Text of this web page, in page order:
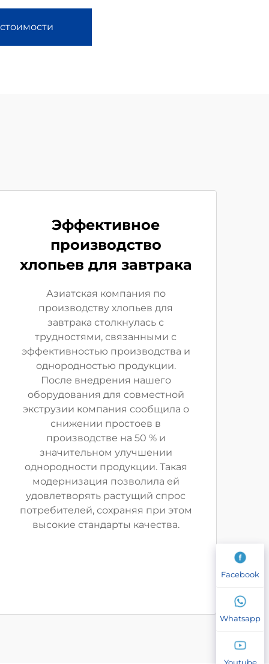
Эффективное
производство
хлопьев для завтрака
Азиатская компания по
производству хлопьев для
завтрака столкнулась с
трудностями, связанными с
эффективностью производства и
однородностью продукции.
После внедрения нашего
оборудования для совместной
экструзии компания сообщила о
снижении простоев в
производстве на 50 % и
значительном улучшении
однородности продукции. Такая
модернизация позволила ей
удовлетворять растущий спрос
потребителей, сохраняя при этом
высокие стандарты качества.
Facebook
Whatsapp